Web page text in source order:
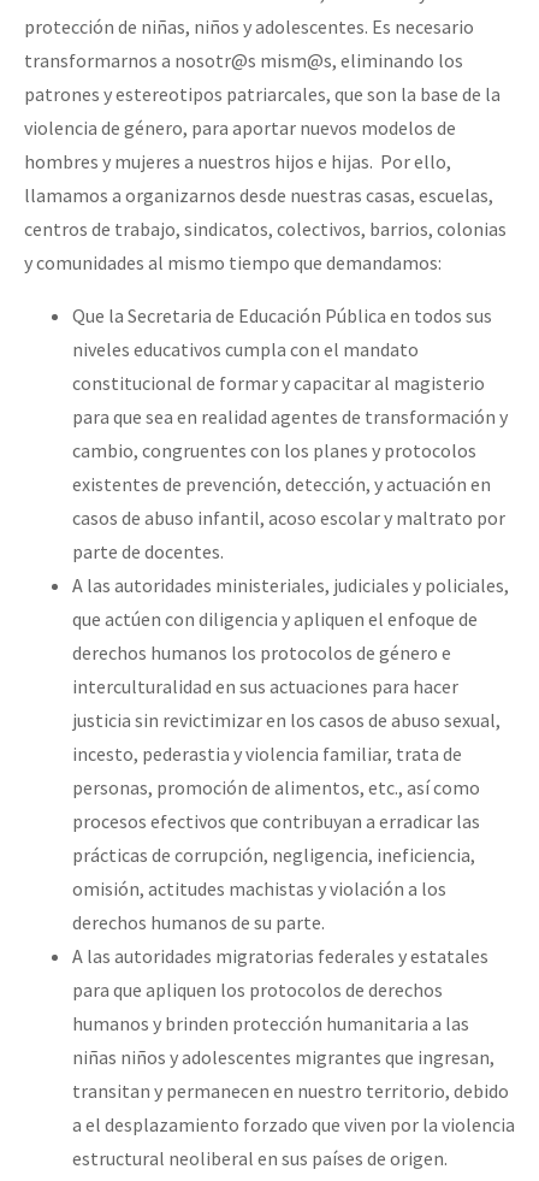
protección de niñas, niños y adolescentes. Es necesario
transformarnos a nosotr@s mism@s, eliminando los
patrones y estereotipos patriarcales, que son la base de la
violencia de género, para aportar nuevos modelos de
hombres y mujeres a nuestros hijos e hijas. Por ello,
llamamos a organizarnos desde nuestras casas, escuelas,
centros de trabajo, sindicatos, colectivos, barrios, colonias
y comunidades al mismo tiempo que demandamos:
Que la Secretaria de Educación Pública en todos sus
niveles educativos cumpla con el mandato
constitucional de formar y capacitar al magisterio
para que sea en realidad agentes de transformación y
cambio, congruentes con los planes y protocolos
existentes de prevención, detección, y actuación en
casos de abuso infantil, acoso escolar y maltrato por
parte de docentes.
A las autoridades ministeriales, judiciales y policiales,
que actúen con diligencia y apliquen el enfoque de
derechos humanos los protocolos de género e
interculturalidad en sus actuaciones para hacer
justicia sin revictimizar en los casos de abuso sexual,
incesto, pederastia y violencia familiar, trata de
personas, promoción de alimentos, etc., así como
procesos efectivos que contribuyan a erradicar las
prácticas de corrupción, negligencia, ineficiencia,
omisión, actitudes machistas y violación a los
derechos humanos de su parte.
A las autoridades migratorias federales y estatales
para que apliquen los protocolos de derechos
humanos y brinden protección humanitaria a las
niñas niños y adolescentes migrantes que ingresan,
transitan y permanecen en nuestro territorio, debido
a el desplazamiento forzado que viven por la violencia
estructural neoliberal en sus países de origen.